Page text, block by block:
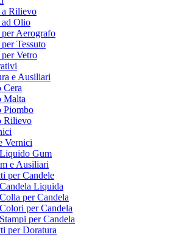
Rilievo
Olio
Aerografo
Tessuto
Vetro
e Ausiliari
Cera
Malta
Piombo
Rilievo
Vernici
Liquido Gum
e Ausiliari
per Candele
Candela Liquida
Colla per Candela
Colori per Candela
Stampi per Candela
per Doratura